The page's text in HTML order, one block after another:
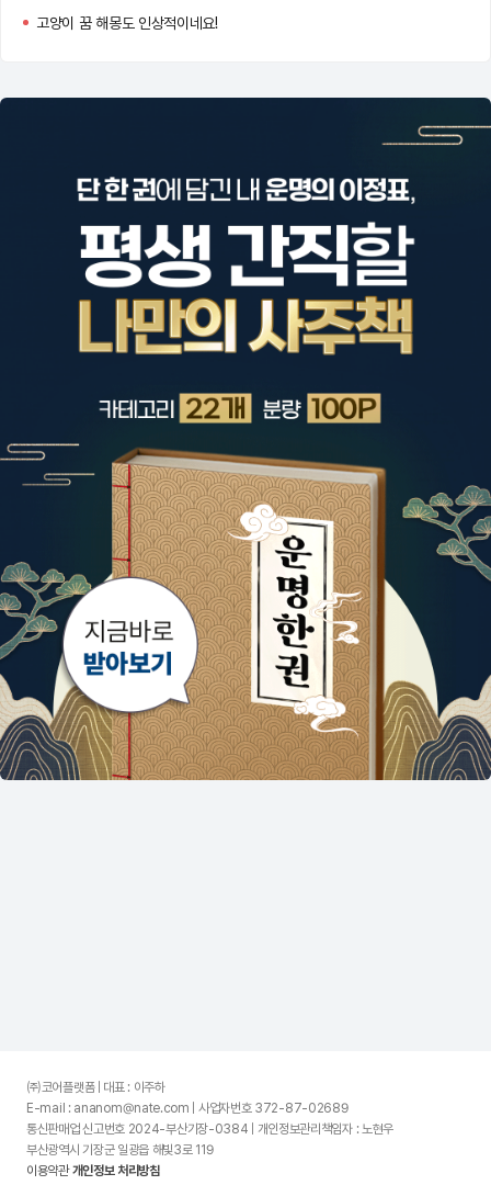
고양이 꿈 해몽도 인상적이네요!
㈜코어플랫폼 | 대표 : 이주하
E-mail : ananom@nate.com | 사업자번호 372-87-02689
통신판매업 신고번호 2024-부산기장-0384 | 개인정보관리책임자 : 노현우
부산광역시 기장군 일광읍 해빛3로 119
이용약관 개인정보 처리방침